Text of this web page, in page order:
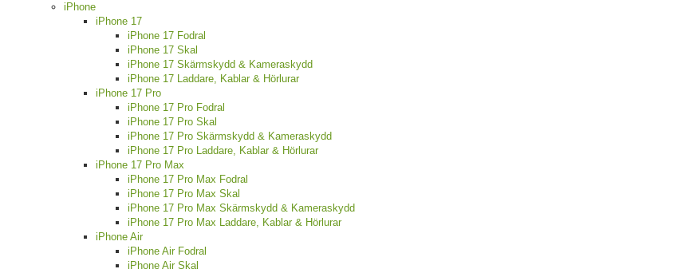
iPhone
iPhone 17
iPhone 17 Fodral
iPhone 17 Skal
iPhone 17 Skärmskydd & Kameraskydd
iPhone 17 Laddare, Kablar & Hörlurar
iPhone 17 Pro
iPhone 17 Pro Fodral
iPhone 17 Pro Skal
iPhone 17 Pro Skärmskydd & Kameraskydd
iPhone 17 Pro Laddare, Kablar & Hörlurar
iPhone 17 Pro Max
iPhone 17 Pro Max Fodral
iPhone 17 Pro Max Skal
iPhone 17 Pro Max Skärmskydd & Kameraskydd
iPhone 17 Pro Max Laddare, Kablar & Hörlurar
iPhone Air
iPhone Air Fodral
iPhone Air Skal